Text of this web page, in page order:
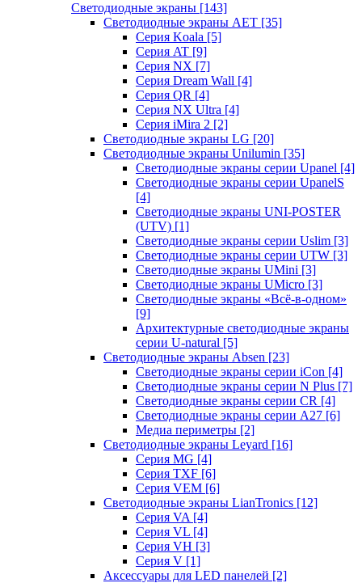
Светодиодные экраны [143]
Светодиодные экраны AET [35]
Cерия Koala [5]
Серия AT [9]
Серия NX [7]
Серия Dream Wall [4]
Серия QR [4]
Серия NX Ultra [4]
Серия iMira 2 [2]
Светодиодные экраны LG [20]
Светодиодные экраны Unilumin [35]
Светодиодные экраны серии Upanel [4]
Светодиодные экраны серии UpanelS
[4]
Светодиодные экраны UNI-POSTER
(UTV) [1]
Светодиодные экраны серии Uslim [3]
Светодиодные экраны серии UTW [3]
Светодиодные экраны UMini [3]
Светодиодные экраны UMicro [3]
Светодиодные экраны «Всё-в-одном»
[9]
Архитектурные светодиодные экраны
серии U-natural [5]
Светодиодные экраны Absen [23]
Светодиодные экраны серии iCon [4]
Светодиодные экраны серии N Plus [7]
Светодиодные экраны серии CR [4]
Светодиодные экраны серии А27 [6]
Медиа периметры [2]
Светодиодные экраны Leyard [16]
Серия MG [4]
Серия TXF [6]
Серия VEM [6]
Светодиодные экраны LianTronics [12]
Серия VA [4]
Серия VL [4]
Серия VH [3]
Серия V [1]
Аксессуары для LED панелей [2]